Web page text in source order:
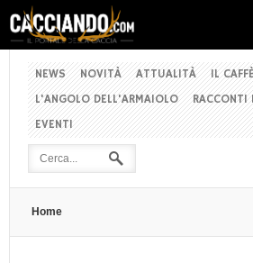
NEWS NOVITÀ ATTUALITÀ
IL
L'ANGOLO DELL'ARMAIOLO
RACCONTI
EVENTI
Home